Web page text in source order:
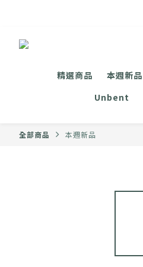
精選商品 本週新品
Unbent
全部商品 本週新品